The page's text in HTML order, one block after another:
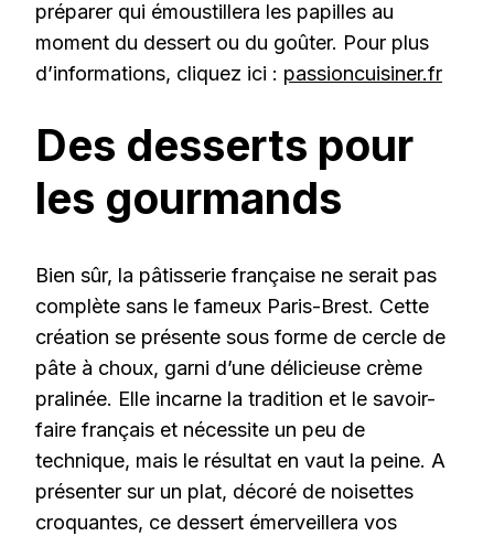
préparer qui émoustillera les papilles au
moment du dessert ou du goûter. Pour plus
d’informations, cliquez ici : passioncuisiner.fr
Des desserts pour
les gourmands
Bien sûr, la pâtisserie française ne serait pas
complète sans le fameux Paris-Brest. Cette
création se présente sous forme de cercle de
pâte à choux, garni d’une délicieuse crème
pralinée. Elle incarne la tradition et le savoir-
faire français et nécessite un peu de
technique, mais le résultat en vaut la peine. A
présenter sur un plat, décoré de noisettes
croquantes, ce dessert émerveillera vos